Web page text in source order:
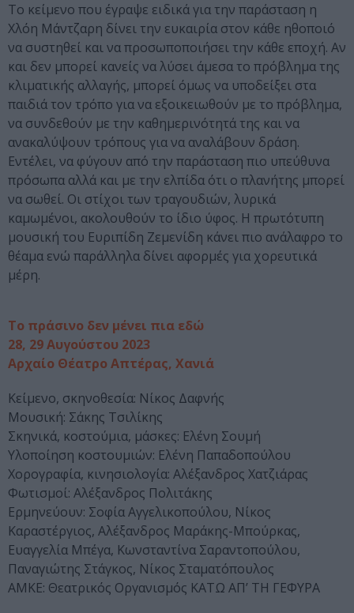
Το κείμενο που έγραψε ειδικά για την παράσταση η
Χλόη Μάντζαρη δίνει την ευκαιρία στον κάθε ηθοποιό
να συστηθεί και να προσωποποιήσει την κάθε εποχή. Αν
και δεν μπορεί κανείς να λύσει άμεσα το πρόβλημα της
κλιματικής αλλαγής, μπορεί όμως να υποδείξει στα
παιδιά τον τρόπο για να εξοικειωθούν με το πρόβλημα,
να συνδεθούν με την καθημερινότητά της και να
ανακαλύψουν τρόπους για να αναλάβουν δράση.
Εντέλει, να φύγουν από την παράσταση πιο υπεύθυνα
πρόσωπα αλλά και με την ελπίδα ότι ο πλανήτης μπορεί
να σωθεί. Οι στίχοι των τραγουδιών, λυρικά
καμωμένοι, ακολουθούν το ίδιο ύφος. Η πρωτότυπη
μουσική του Ευριπίδη Ζεμενίδη κάνει πιο ανάλαφρο το
θέαμα ενώ παράλληλα δίνει αφορμές για χορευτικά
μέρη.
Το πράσινο δεν μένει πια εδώ
28, 29 Αυγούστου 2023
Αρχαίο Θέατρο Απτέρας, Χανιά
Κείμενο, σκηνοθεσία: Νίκος Δαφνής
Μουσική: Σάκης Τσιλίκης
Σκηνικά, κοστούμια, μάσκες: Ελένη Σουμή
Υλοποίηση κοστουμιών: Ελένη Παπαδοπούλου
Χορογραφία, κινησιολογία: Αλέξανδρος Χατζιάρας
Φωτισμοί: Αλέξανδρος Πολιτάκης
Ερμηνεύουν: Σοφία Αγγελικοπούλου, Νίκος
Καραστέργιος, Αλέξανδρος Μαράκης-Μπούρκας,
Ευαγγελία Μπέγα, Κωνσταντίνα Σαραντοπούλου,
Παναγιώτης Στάγκος, Νίκος Σταματόπουλος
ΑΜΚΕ: Θεατρικός Οργανισμός ΚΑΤΩ ΑΠ’ ΤΗ ΓΕΦΥΡΑ